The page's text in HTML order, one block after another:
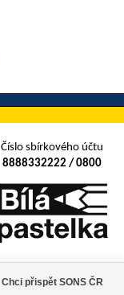
Číslo sbírkového účtu
8888332222 / 0800